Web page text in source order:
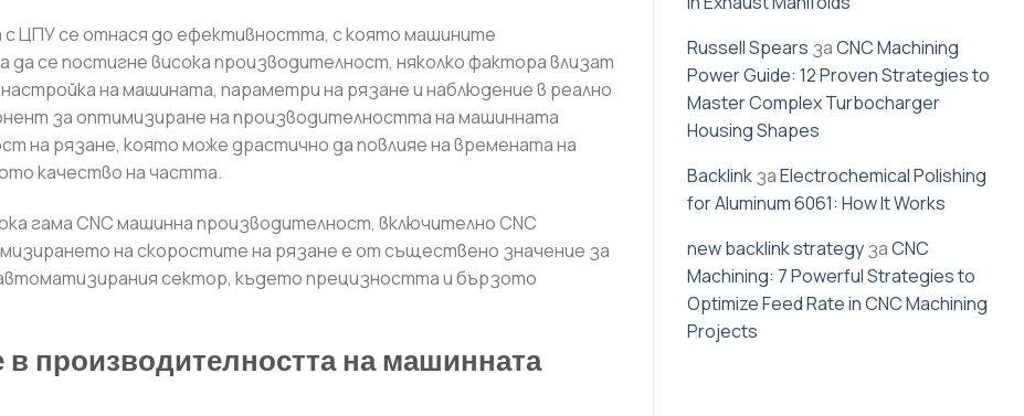
ЦПУ се отнася до ефективността, с която машините
се постигне висока производителност, няколко фактора влизат
на машината, параметри на рязане и наблюдение в реално
за оптимизиране на производителността на машинната
на рязане, която може драстично да повлияе на времената на
качество на частта.
гама CNC машинна производителност, включително CNC
на скоростите на рязане е от съществено значение за
сектор, където прецизността и бързото
в производителността на машинната
Russell Spears заCNC Machining
Power Guide: 12 Proven Strategies to
Master Complex Turbocharger
Housing Shapes
Backlink заElectrochemical Polishing
for Aluminum 6061: How It Works
new backlink strategy заCNC
Machining: 7 Powerful Strategies to
Optimize Feed Rate in CNC Machining
Projects